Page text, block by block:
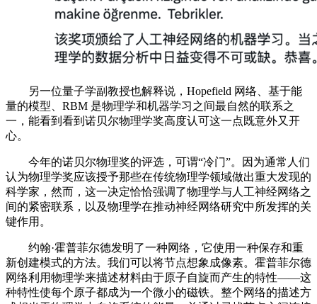
另一位量子学副教授也解释说，Hopefield 网络、基于能
量的模型、RBM 是物理学和机器学习之间最自然的联系之
一，能看到看到诺贝尔物理学奖高度认可这一点既意外又开
心。
今年的诺贝尔物理奖的评选，可谓“冷门”。因为通常人们
认为物理学奖应该授予那些在传统物理学领域做出重大发现的
科学家，然而，这一决定恰恰强调了物理学与人工神经网络之
间的紧密联系，以及物理学在推动神经网络研究中所发挥的关
键作用。
约翰·霍普菲尔德发明了一种网络，它使用一种保存和重
新创建模式的方法。我们可以将节点想象成像素。霍普菲尔德
网络利用物理学来描述材料由于原子自旋而产生的特性——这
种特性使每个原子都成为一个微小的磁铁。整个网络的描述方